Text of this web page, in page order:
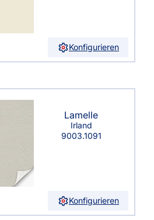
Konfigurieren
Lamelle
Irland
9003.1091
Konfigurieren